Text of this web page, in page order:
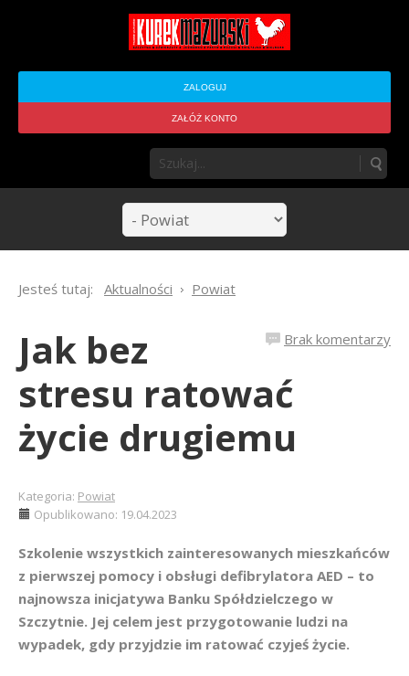
ZALOGUJ
ZAŁÓŻ KONTO
Jesteś tutaj: Aktualności Powiat
Brak komentarzy
Jak bez
stresu ratować
życie drugiemu
Kategoria: Powiat
Opublikowano: 19.04.2023
Szkolenie wszystkich zainteresowanych mieszkańców
z pierwszej pomocy i obsługi defibrylatora AED – to
najnowsza inicjatywa Banku Spółdzielczego w
Szczytnie. Jej celem jest przygotowanie ludzi na
wypadek, gdy przyjdzie im ratować czyjeś życie.